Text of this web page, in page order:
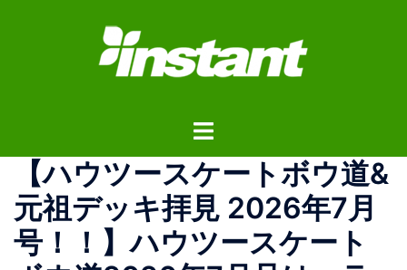
ス
ト
ル
メ
ニ
ュ
ー
【ハウツースケートボウ道&
元祖デッキ拝見 2026年7月
号！！】ハウツースケート